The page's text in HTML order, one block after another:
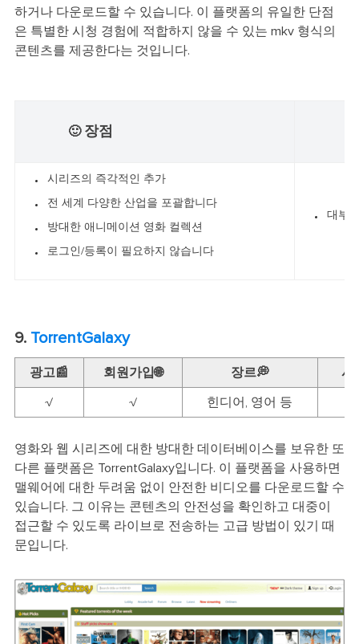
하거나 다운로드할 수 있습니다. 이 플랫폼의 유일한 단점
은 특별한 시청 경험에 적합하지 않을 수 있는 mkv 형식의
콘텐츠를 제공한다는 것입니다.
🙂 장점
시리즈의 즉각적인 추가
전 세계 다양한 산업을 포괄합니다
방대한 애니메이션 영화 컬렉션
로그인/등록이 필요하지 않습니다
대부
9. TorrentGalaxy
광고📰 회원가입🌐 장르💭 시
√ √ 힌디어, 영어 등
영화와 웹 시리즈에 대한 방대한 데이터베이스를 보유한 또
다른 플랫폼은 TorrentGalaxy입니다. 이 플랫폼을 사용하면
맬웨어에 대한 두려움 없이 안전한 비디오를 다운로드할 수
있습니다. 그 이유는 콘텐츠의 안전성을 확인하고 대중이
접근할 수 있도록 라이브로 전송하는 고급 방법이 있기 때
문입니다.